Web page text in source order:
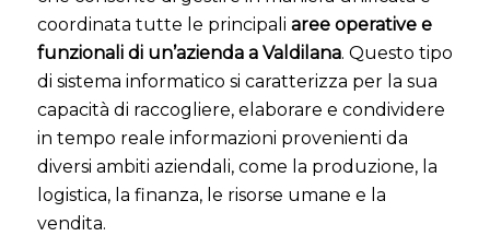
coordinata tutte le principali aree operative e
funzionali di un’azienda a Valdilana. Questo tipo
di sistema informatico si caratterizza per la sua
capacità di raccogliere, elaborare e condividere
in tempo reale informazioni provenienti da
diversi ambiti aziendali, come la produzione, la
logistica, la finanza, le risorse umane e la
vendita.